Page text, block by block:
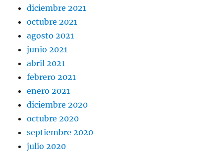
diciembre 2021
octubre 2021
agosto 2021
junio 2021
abril 2021
febrero 2021
enero 2021
diciembre 2020
octubre 2020
septiembre 2020
julio 2020